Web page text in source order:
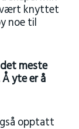
vært knyttet
noe til
meste
yte er å
opptatt